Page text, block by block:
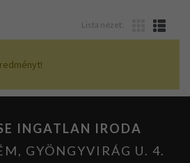
Lista nézet:
INGATLAN IRODA
GYÖNGYVIRÁG U. 4.